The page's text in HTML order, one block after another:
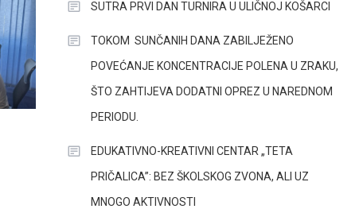
SUTRA PRVI DAN TURNIRA U ULIČNOJ KOŠARCI
TOKOM SUNČANIH DANA ZABILJEŽENO
POVEĆANJE KONCENTRACIJE POLENA U ZRAKU,
ŠTO ZAHTIJEVA DODATNI OPREZ U NAREDNOM
PERIODU.
EDUKATIVNO-KREATIVNI CENTAR „TETA
PRIČALICA”: BEZ ŠKOLSKOG ZVONA, ALI UZ
MNOGO AKTIVNOSTI